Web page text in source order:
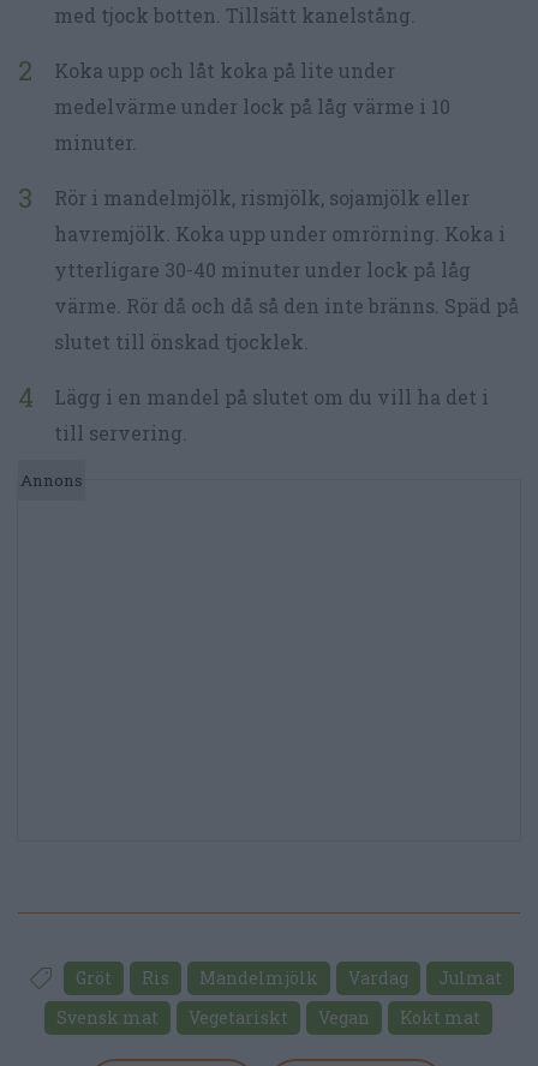
med tjock botten. Tillsätt kanelstång.
Koka upp och låt koka på lite under
medelvärme under lock på låg värme i 10
minuter.
Rör i mandelmjölk, rismjölk, sojamjölk eller
havremjölk. Koka upp under omrörning. Koka i
ytterligare 30-40 minuter under lock på låg
värme. Rör då och då så den inte bränns. Späd på
slutet till önskad tjocklek.
Lägg i en mandel på slutet om du vill ha det i
till servering.
Gröt Ris Mandelmjölk Vardag
Julmat
Svensk mat
Vegetariskt Vegan Kokt mat